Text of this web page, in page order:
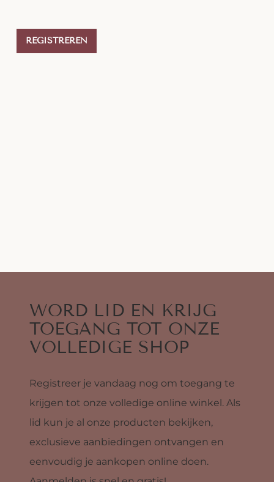
REGISTREREN
WORD LID EN KRIJG
TOEGANG TOT ONZE
VOLLEDIGE SHOP
Registreer je vandaag nog om toegang te
krijgen tot onze volledige online winkel. Als
lid kun je al onze producten bekijken,
exclusieve aanbiedingen ontvangen en
eenvoudig je aankopen online doen.